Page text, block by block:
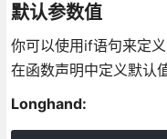
默认参数值
你可以使用if语句来定
在函数声明中定义默认值
Longhand: